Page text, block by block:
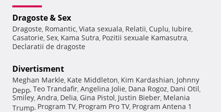
Dragoste & Sex
Dragoste, Romantic, Viata sexuala, Relatii, Cuplu, Iubire,
Casatorie, Sex, Kama Sutra, Pozitii sexuale Kamasutra,
Declaratii de dragoste
Divertisment
Meghan Markle, Kate Middleton, Kim Kardashian, Johnny
Depp, Teo Trandafir, Angelina Jolie, Dana Rogoz, Dani Otil,
Smiley, Andra, Delia, Gina Pistol, Justin Bieber, Melania
Trump, Program TV, Program Pro TV, Program Antena 1